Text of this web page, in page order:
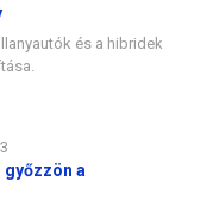
és a hibridek
a